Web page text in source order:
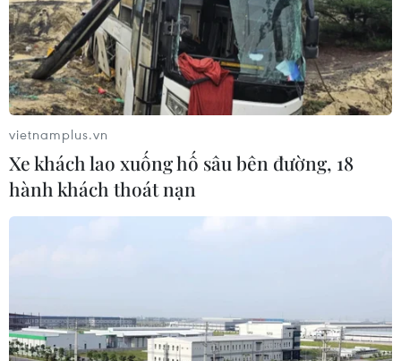
vietnamplus.vn
Xe khách lao xuống hố sâu bên đường, 18
hành khách thoát nạn